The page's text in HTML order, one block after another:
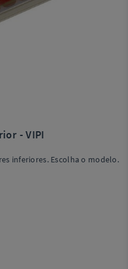
- VIPI
inferiores. Escolha o modelo.